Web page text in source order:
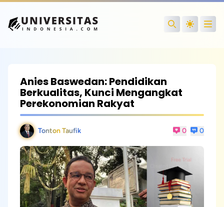
Search
Anies Baswedan: Pendidikan
Berkualitas, Kunci Mengangkat
Perekonomian Rakyat
Tonton Taufik 0 0